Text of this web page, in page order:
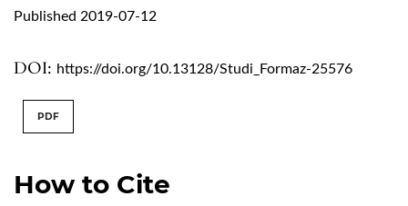
DOI: https://doi.org/10.13128/Studi_Formaz-25576
Published 2019-07-12
How to Cite
PDF